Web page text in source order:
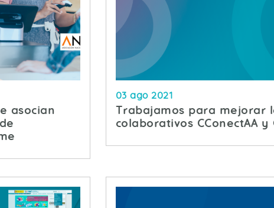
asocian
03 ago 2021
Trabajamos para mejorar
colaborativos CConectAA y